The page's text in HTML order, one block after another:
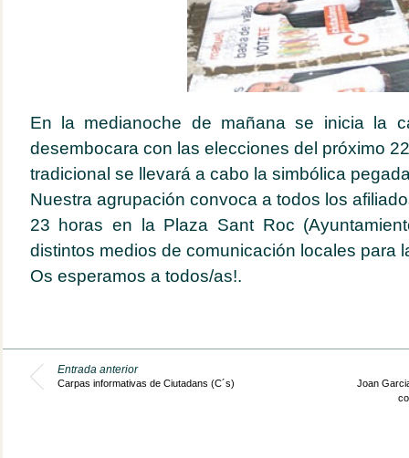
En la medianoche de mañana se inicia la
desembocara con las elecciones del próximo
tradicional se llevará a cabo la simbólica
Nuestra agrupación convoca a todos los
23 horas en la Plaza Sant Roc
distintos medios de comunicación locales para
Os esperamos a todos/as!.
Entrada anterior
Carpas informativas de Ciutadans (C´s)
Joan